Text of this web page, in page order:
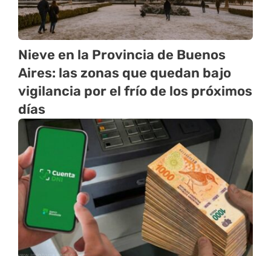
Nieve en la Provincia de Buenos
Aires: las zonas que quedan bajo
vigilancia por el frío de los próximos
días